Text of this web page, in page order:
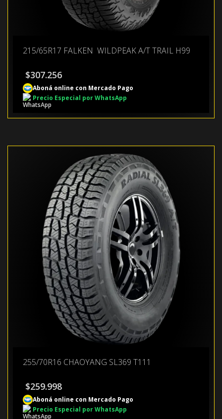
215/65R17 FALKEN WILDPEAK A/T TRAIL H99
$307.256
Aboná online con Mercado Pago
Precio Especial por WhatsApp
255/70R16 CHAOYANG SL369 T111
$259.998
Aboná online con Mercado Pago
Precio Especial por WhatsApp